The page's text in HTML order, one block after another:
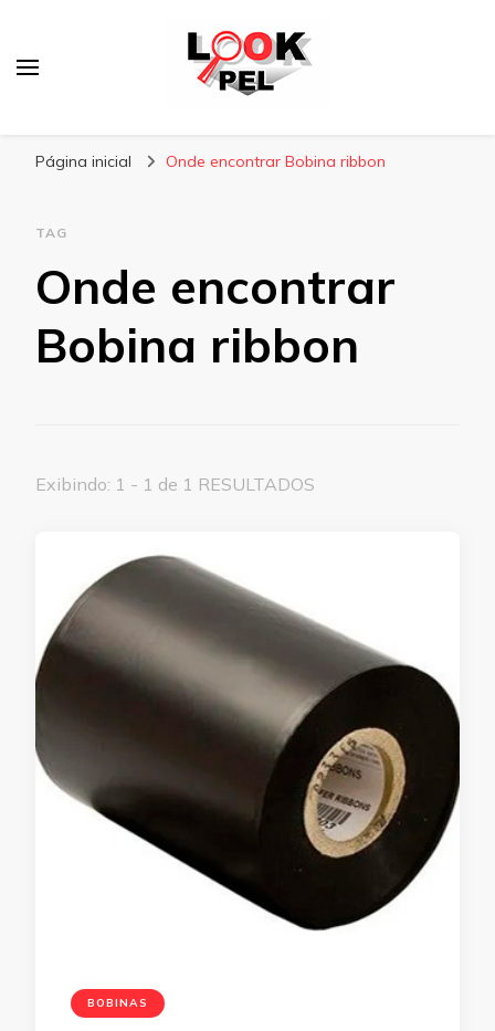
Página inicial Onde encontrar Bobina ribbon
TAG
Onde encontrar
Bobina ribbon
Exibindo: 1 - 1 de 1 RESULTADOS
BOBINAS